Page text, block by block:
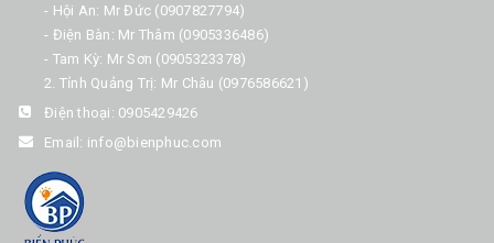
- Hội An: Mr Đức (0907827794)
- Điện Bàn: Mr Thâm (0905336486)
- Tam Kỳ: Mr Sơn (0905323378)
2. Tỉnh Quảng Trị: Mr Châu (0976586621)
Điện thoại: 0905429426
Email: info@bienphuc.com